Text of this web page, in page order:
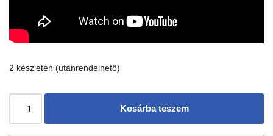
2 készleten (utánrendelhető)
Kosárba teszem